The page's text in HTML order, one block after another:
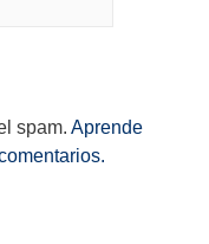
spam. Aprende